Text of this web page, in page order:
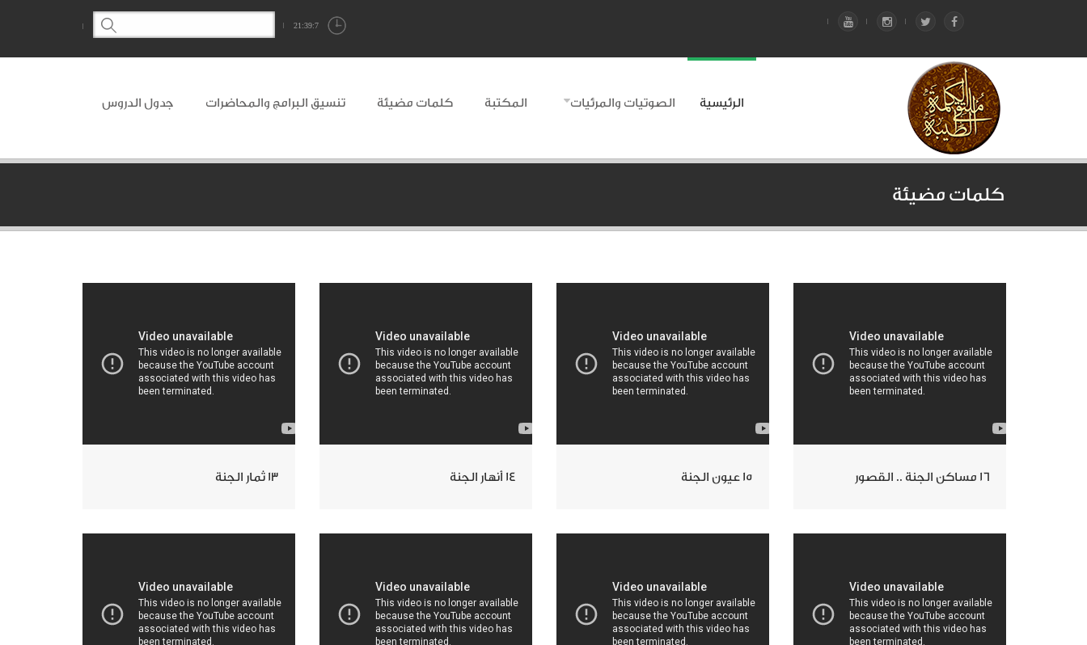
21:39:7
الرئيسية الصوتيات والمرئيات المكتبة كلمات مضيئة تنسيق البرامج والمحاضرات جدول الدروس
كلمات مضيئة
13 ثمار الجنة 14 أنهار الجنة 15 عيون الجنة 16 مساكن الجنة .. القصور